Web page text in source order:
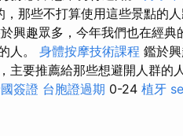
那些不打算使用這些景點的
興趣眾多，今年我們也在經典
人。 身體按摩技術課程 鑑於
主要推薦給那些想避開人群的
簽證 台胞證過期 0-24 植牙